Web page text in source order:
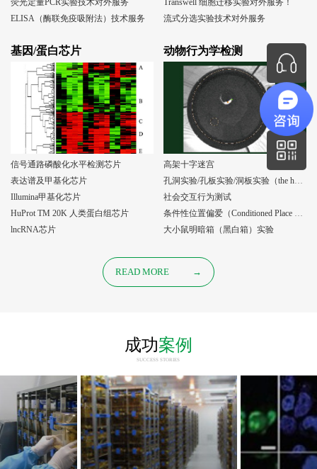
荧光定量PCR实验技术对外服务
ELISA（酶联免疫吸附法）技术服务
Transwell 细胞迁移实验对外服务！
流式分选实验技术对外服务
基因/蛋白芯片
信号通路磷酸化水平检测芯片
表达谱及甲基化芯片
Illumina甲基化芯片
HuProt TM 20K 人类蛋白组芯片
lncRNA芯片
动物行为学检测
高架十字迷宫
孔洞实验/孔板实验/洞板实验（the holeboard test）
社会交互行为测试
条件性位置偏爱（Conditioned Place Preference, CPP）实验
大小鼠明暗箱（黑白箱）实验
READ MORE →
成功案例
SUCCESS STORIES